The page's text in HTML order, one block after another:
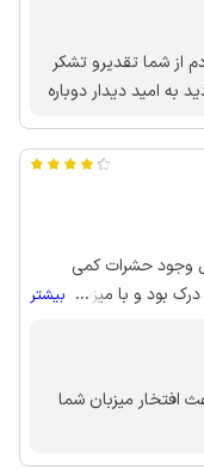
از شما تقدیرو تشکر
به امید دیدار دوباره
وجود حشرات کمی
بود و با میزبان
... بیشتر
افتخار میزبان شما